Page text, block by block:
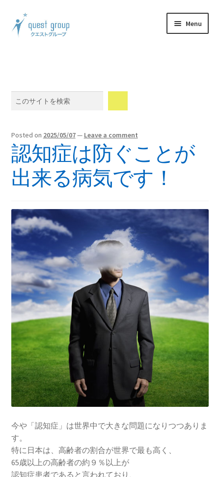
Skip
to
Skip
to
Menu
ウェブショップ
menu
会社情報
Expand
Blog
Posted on 2025/05/07— Leave a comment
認知症は防ぐことが
出来る病気です！
今や「認知症」は世界中で大きな問題になりつつありま
す。
特に日本は、高齢者の割合が世界で最も高く、
65歳以上の高齢者の約９％以上が
認知症患者であると言われており、